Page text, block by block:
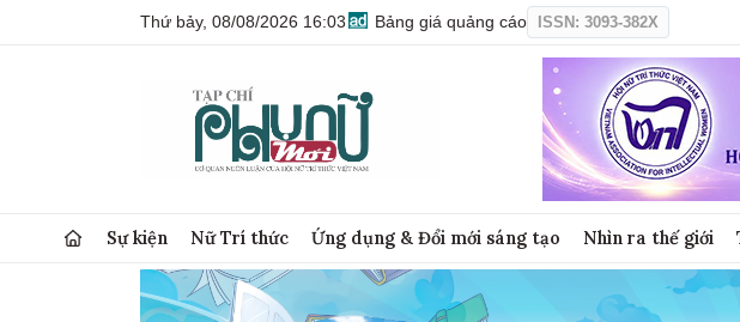
Thứ bảy, 08/08/2026 16:03 Bảng giá quảng cáo ISSN: 3093-382X
Sự kiện Nữ Trí thức Ứng dụng & Đổi mới sáng tạo Nhìn ra thế giới